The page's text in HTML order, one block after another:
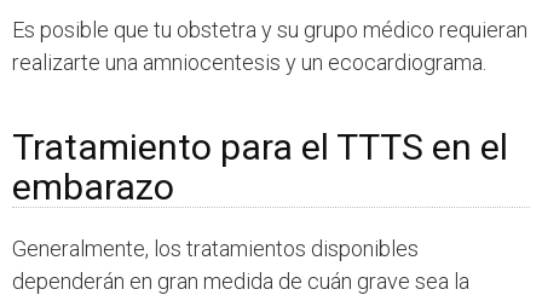
Es posible que tu obstetra y su grupo médico requieran
realizarte una amniocentesis y un ecocardiograma.
Tratamiento para el TTTS en el
embarazo
Generalmente, los tratamientos disponibles
dependerán en gran medida de cuán grave sea la